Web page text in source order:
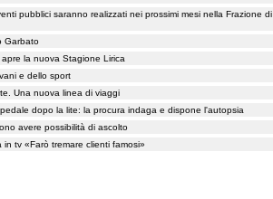
pubblici saranno realizzati nei prossimi mesi nella Frazione di
Garbato
la nuova Stagione Lirica
e dello sport
Una nuova linea di viaggi
dopo la lite: la procura indaga e dispone l'autopsia
avere possibilità di ascolto
tv «Farò tremare clienti famosi»